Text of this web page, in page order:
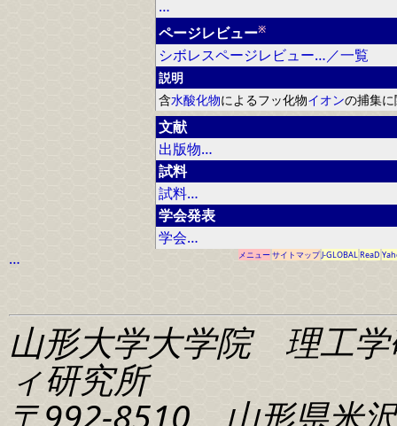
…
ページレビュー※
シボレスページレビュー…／一覧
説明
含水酸化物に よるフッ化物イオンの捕集
文献
出版物…
試料
試料…
学会発表
学会…
…
メニューサイトマップJ-GLOBALReaD
山形大学大学院 理工学
ィ研究所
〒992-8510 山形県米